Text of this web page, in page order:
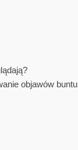
objawów buntu